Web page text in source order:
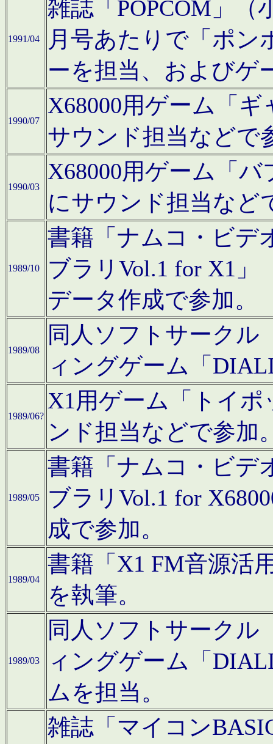
1991/04
雑誌「POPCOM」（
月号あたりで「ポン
ーを担当、およびゲ
1990/07
X68000用ゲーム「
サウンド担当などで
1990/03
X68000用ゲーム「
にサウンド担当など
1989/10
書籍「ナムコ・ビデ
ブラリVol.1 for X1」
データ作成で参加。
1989/08
同人ソフトサークル
ィングゲーム「
1989/06?
X1用ゲーム「トイ
ンド担当などで参加
1989/05
書籍「ナムコ・ビデ
ブラリVol.1 for
成で参加。
1989/04
書籍「X1 FM音源活
を執筆。
1989/03
同人ソフトサークル
ィングゲーム「
ムを担当。
雑誌「マイコン